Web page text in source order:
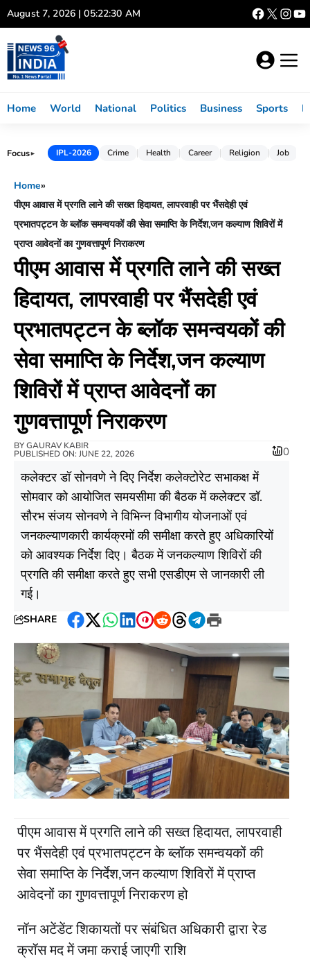
Skip
to
content
August 7, 2026 | 05:22:31 AM
Home World National Politics Business Sports
Focus► IPL-2026 Crime Health Career Religion Job
Home»
पीएम आवास में प्रगति लाने की सख्त हिदायत, लापरवाही पर भैंसदेही एवं
प्रभातपट्टन के ब्लॉक समन्वयकों की सेवा समाप्ति के निर्देश,जन कल्याण शिविरों में
प्राप्त आवेदनों का गुणवत्तापूर्ण निराकरण
पीएम आवास में प्रगति लाने की सख्त
हिदायत, लापरवाही पर भैंसदेही एवं
प्रभातपट्टन के ब्लॉक समन्वयकों की
सेवा समाप्ति के निर्देश,जन कल्याण
शिविरों में प्राप्त आवेदनों का
गुणवत्तापूर्ण निराकरण
BYGAURAV KABIR
PUBLISHED ON: JUNE 22, 2026 0
कलेक्टर डॉ सोनवणे ने दिए निर्देश कलेक्टोरेट सभाकक्ष में
सोमवार को आयोजित समयसीमा की बैठक में कलेक्टर डॉ.
सौरभ संजय सोनवणे ने विभिन्न विभागीय योजनाओं एवं
जनकल्याणकारी कार्यक्रमों की समीक्षा करते हुए अधिकारियों
को आवश्यक निर्देश दिए। बैठक में जनकल्याण शिविरों की
प्रगति की समीक्षा करते हुए सभी एसडीएम से जानकारी ली
गई।
SHARE
Facebook
Twitter
WhatsApp
LinkedIn
Pinterest
RedditThreads
Telegram
Print
पीएम आवास में प्रगति लाने की सख्त हिदायत, लापरवाही
पर भैंसदेही एवं प्रभातपट्टन के ब्लॉक समन्वयकों की
सेवा समाप्ति के निर्देश,जन कल्याण शिविरों में प्राप्त
आवेदनों का गुणवत्तापूर्ण निराकरण हो
नॉन अटेंडेंट शिकायतों पर संबंधित अधिकारी द्वारा रेड
क्रॉस मद में जमा कराई जाएगी राशि